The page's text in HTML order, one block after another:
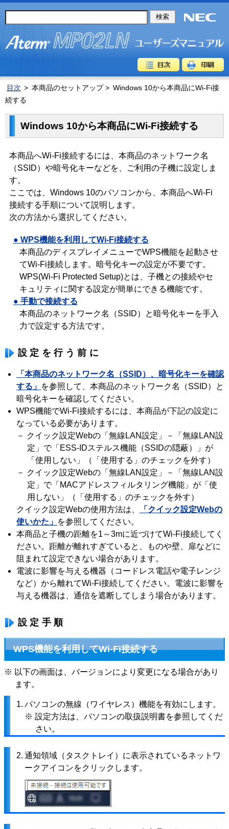
目次 > 本商品のセットアップ > Windows 10から本商品にWi-Fi接
続する
Windows 10から本商品にWi-Fi接続する
本商品へWi-Fi接続するには、本商品のネットワーク名
（SSID）や暗号化キーなどを、ご利用の子機に設定しま
す。
ここでは、Windows 10のパソコンから、本商品へWi-Fi
接続する手順について説明します。
次の方法から選択してください。
● WPS機能を利用してWi-Fi接続する
本商品のディスプレイメニューでWPS機能を起動させ
てWi-Fi接続します。暗号化キーの設定が不要です。
WPS(Wi-Fi Protected Setup)とは、子機との接続やセ
キュリティに関する設定が簡単にできる機能です。
● 手動で接続する
本商品のネットワーク名（SSID）と暗号化キーを手入
力で設定する方法です。
設定を行う前に
「本商品のネットワーク名（SSID）、暗号化キーを確認
する」 を参照して、本商品のネットワーク名（SSID）と
暗号化キーを確認してください。
WPS機能でWi-Fi接続するには、本商品が下記の設定に
なっている必要があります。
－ クイック設定Webの「無線LAN設定」－「無線LAN設
定」で「ESS-IDステルス機能（SSIDの隠蔽）」が
「使用しない」（「使用する」のチェックを外す）
－ クイック設定Webの「無線LAN設定」－「無線LAN設
定」で「MACアドレスフィルタリング機能」が「使
用しない」（「使用する」のチェックを外す）
クイック設定Webの使用方法は、
「クイック設定Webの
使いかた」 を参照してください。
本商品と子機の距離を1～3mに近づけてWi-Fi接続してく
ださい。距離が離れすぎていると、ものや壁、扉などに
阻まれて設定できない場合があります。
電波に影響を与える機器（コードレス電話や電子レンジ
など）から離れてWi-Fi接続してください。電波に影響を
与える機器は、通信を遮断してしまう場合があります。
設定手順
WPS機能を利用してWi-Fi接続する
※ 以下の画面は、バージョンにより変更になる場合があり
ます。
1. パソコンの無線（ワイヤレス）機能を有効にします。
※ 設定方法は、パソコンの取扱説明書を参照してくだ
さい。
2. 通知領域（タスクトレイ）に表示されているネットワ
ークアイコンをクリックします。